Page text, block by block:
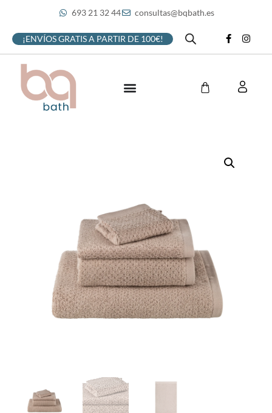
693 21 32 44 consultas@bqbath.es
¡ENVÍOS GRATIS A PARTIR DE 100€!